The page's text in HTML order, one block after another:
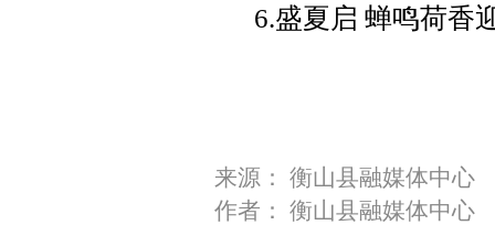
6.盛夏启 蝉鸣荷香
来源： 衡山县融媒体中心
作者： 衡山县融媒体中心